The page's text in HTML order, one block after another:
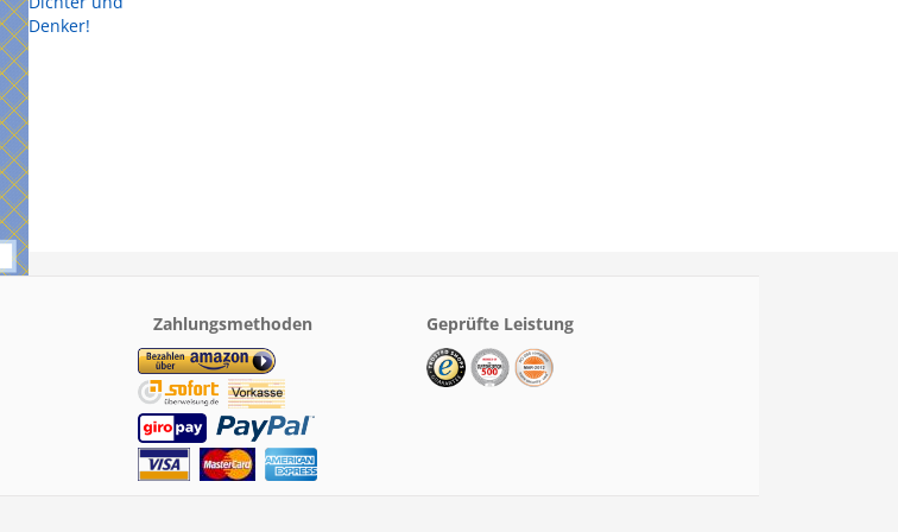
Denker!
Zahlungsmethoden Geprüfte Leistung